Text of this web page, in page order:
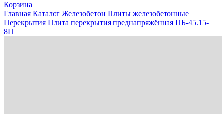
Корзина
Главная Каталог Железобетон Плиты железобетонные
Перекрытия Плита перекрытия преднапряжённая ПБ-45.15-
8П